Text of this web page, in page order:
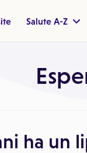
Salute A-Z
ha un